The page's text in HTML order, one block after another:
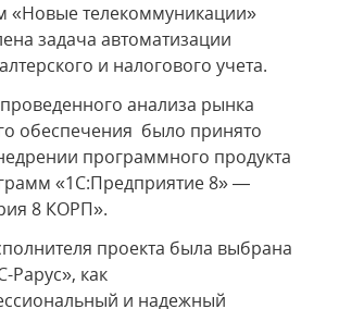
«Новые телекоммуникации»
задача автоматизации
и налогового учета.
проведенного анализа рынка
обеспечения было принято
программного продукта
«1С:Предприятие 8» —
8 КОРП».
проекта была выбрана
Рарус», как
и надежный